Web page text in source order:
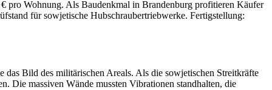
pro Wohnung. Als Baudenkmal in Brandenburg profitieren Käufer
für sowjetische Hubschraubertriebwerke. Fertigstellung:
das Bild des militärischen Areals. Als die sowjetischen Streitkräfte
Die massiven Wände mussten Vibrationen standhalten, die